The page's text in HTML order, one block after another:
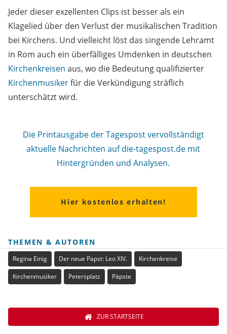
Jeder dieser exzellenten Clips ist besser als ein
Klagelied über den Verlust der musikalischen Tradition
bei Kirchens. Und vielleicht löst das singende Lehramt
in Rom auch ein überfälliges Umdenken in deutschen
Kirchenkreisen aus, wo die Bedeutung qualifizierter
Kirchenmusikerfür die Verkündigung sträflich
unterschätzt wird.
Die Printausgabe der Tagespost vervollständigt
aktuelle Nachrichten auf die-tagespost.de mit
Hintergründen und Analysen.
Hier kostenlos erhalten!
THEMEN & AUTOREN
Regina Einig Der neue Papst: Leo XIV. Kirchenkreise
Kirchenmusiker Petersplatz Päpste
ZUR STARTSEITE